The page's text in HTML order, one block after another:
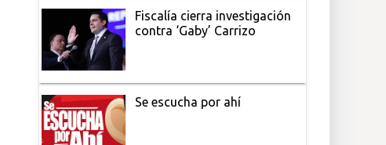
Fiscalía cierra investigación
contra ‘Gaby’ Carrizo
Se escucha por ahí